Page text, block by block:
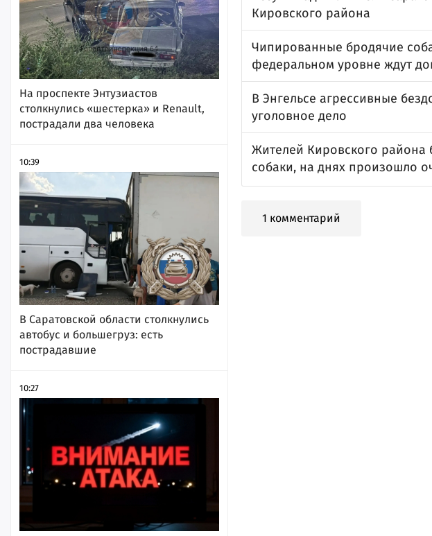
На проспекте Энтузиастов
столкнулись «шестерка» и Renault,
пострадали два человека
10:39
В Саратовской области столкнулись
автобус и большегруз: есть
пострадавшие
10:27
Кировского района
Чипированные бродячие
федеральном уровне ждут
В Энгельсе агрессивные
уголовное дело
Жителей Кировского района
собаки, на днях произошло
1 комментарий